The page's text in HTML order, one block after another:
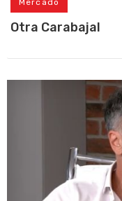
Mercado
Otra Carabajal